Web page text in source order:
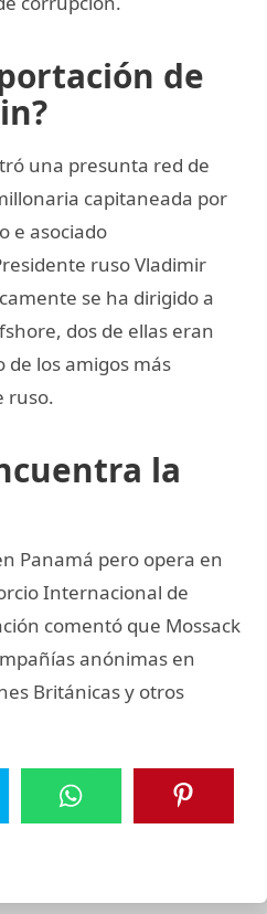
de
una presunta red de
capitaneada por
e asociado
ruso Vladimir
se ha dirigido a
dos de ellas eran
de los amigos más
ruso.
la
Panamá pero opera en
Internacional de
comentó que Mossack
anónimas en
Británicas y otros